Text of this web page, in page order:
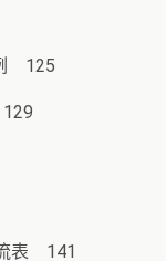
125
表 141